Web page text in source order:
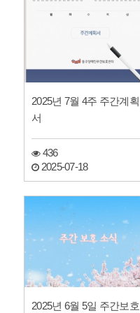
2025년 7월 4주 주간계획
서
436
2025-07-18
2025년 6월 5일 주간보호